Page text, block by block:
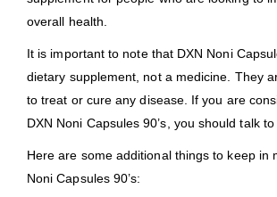
overall health.
It is important to note that DXN Noni
dietary supplement, not a medicine. They
to treat or cure any disease. If you are
DXN Noni Capsules 90’s, you should talk
Here are some additional things to keep in
Noni Capsules 90’s: